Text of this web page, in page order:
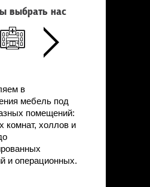
выбрать нас
в
мебель под
помещений:
комнат, холлов и
и операционных.